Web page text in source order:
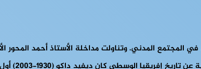
المدني. وتناولت مداخلة الأستاذ أحمد المحور